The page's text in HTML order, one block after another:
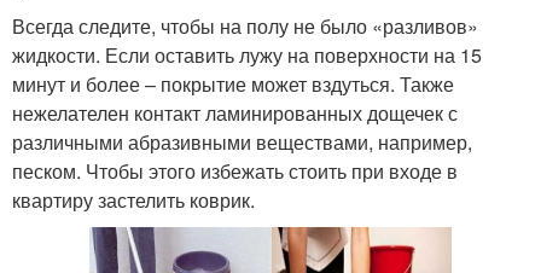
Всегда следите, чтобы на полу не было «разливов»
жидкости. Если оставить лужу на поверхности на 15
минут и более – покрытие может вздуться. Также
нежелателен контакт ламинированных дощечек с
различными абразивными веществами, например,
песком. Чтобы этого избежать стоить при входе в
квартиру застелить коврик.